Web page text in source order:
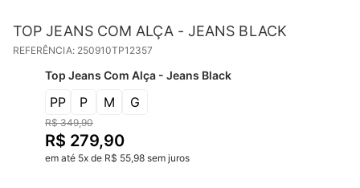
TOP JEANS COM ALÇA - JEANS BLACK
REFERÊNCIA: 250910TP12357
Top Jeans Com Alça - Jeans Black
PP P M G
R$ 349,90
R$ 279,90
em até 5x de R$ 55,98 sem juros